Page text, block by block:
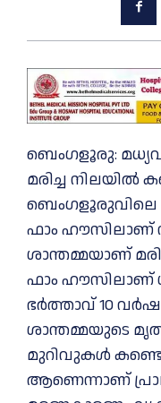
ബെംഗളൂരു:
മരിച്ച നിലയിൽ
ബെംഗളൂരുവിലെ
ഫാം ഹൗസിലാണ്
ശാന്തമ്മയാണ്
ഫാം ഹൗസിലാണ്
ഭർത്താവ് 10
ശാന്തമ്മയുടെ
മുറിവുകൾ
ആണെന്നാണ്